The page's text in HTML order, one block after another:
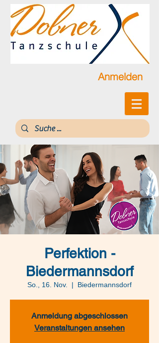
Anmelden
Perfektion -
Biedermannsdorf
So., 16. Nov.
  |
Biedermannsdorf
Anmeldung abgeschlossen
Veranstaltungen ansehen